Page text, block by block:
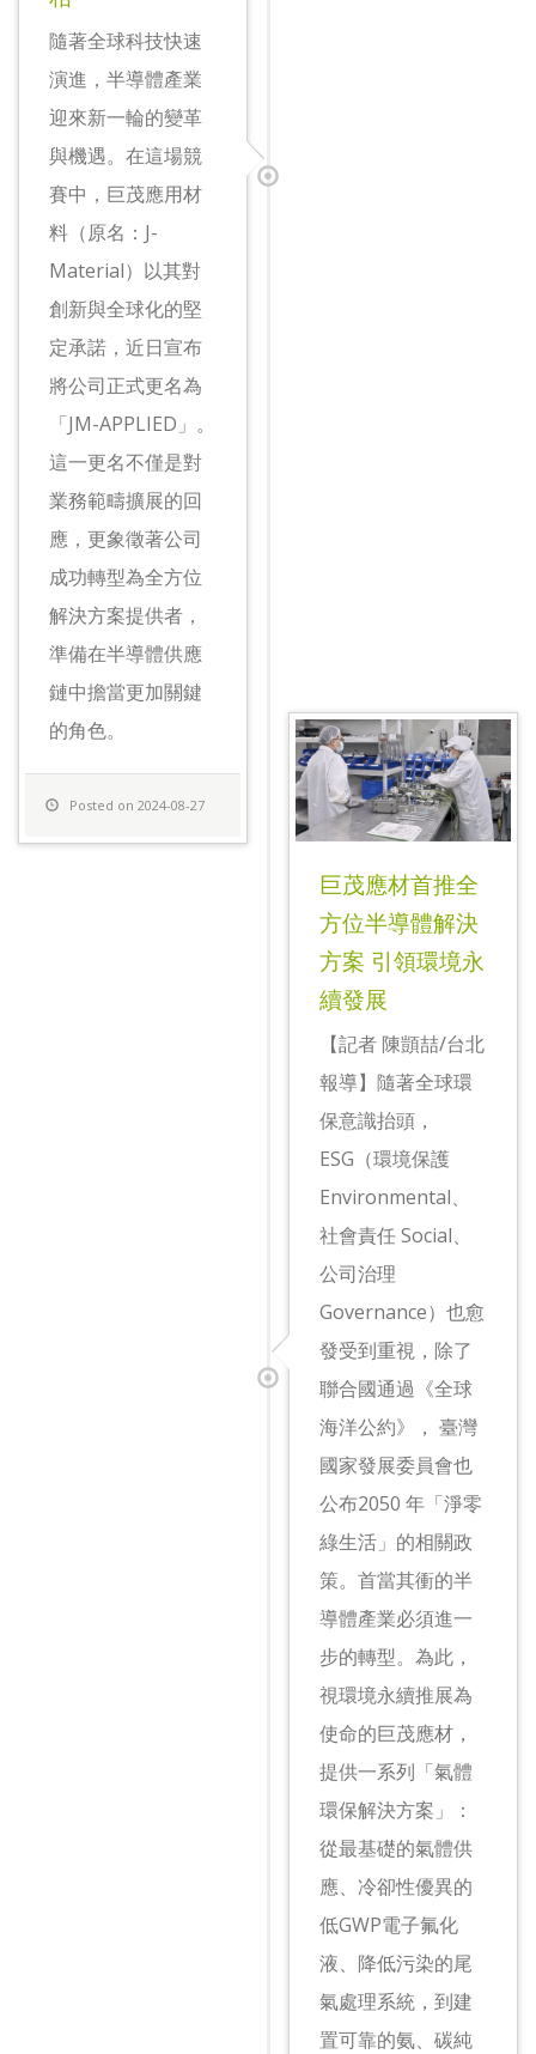
隨著全球科技快速
演進，半導體產業
迎來新一輪的變革
與機遇。在這場競
賽中，巨茂應用材
料（原名：J-
Material）以其對
創新與全球化的堅
定承諾，近日宣布
將公司正式更名為
「JM-APPLIED」。
這一更名不僅是對
業務範疇擴展的回
應，更象徵著公司
成功轉型為全方位
解決方案提供者，
準備在半導體供應
鏈中擔當更加關鍵
的角色。
Posted on 2024-08-27
巨茂應材首推全
方位半導體解決
方案 引領環境永
續發展
【記者 陳顗喆/台北
報導】隨著全球環
保意識抬頭，
ESG（環境保護
Environmental、
社會責任 Social、
公司治理
Governance）也愈
發受到重視，除了
聯合國通過《全球
海洋公約》， 臺灣
國家發展委員會也
公布2050 年「淨零
綠生活」的相關政
策。首當其衝的半
導體產業必須進一
步的轉型。為此，
視環境永續推展為
使命的巨茂應材，
提供一系列「氣體
環保解決方案」：
從最基礎的氣體供
應、冷卻性優異的
低GWP電子氟化
液、降低污染的尾
氣處理系統，到建
置可靠的氨、碳純